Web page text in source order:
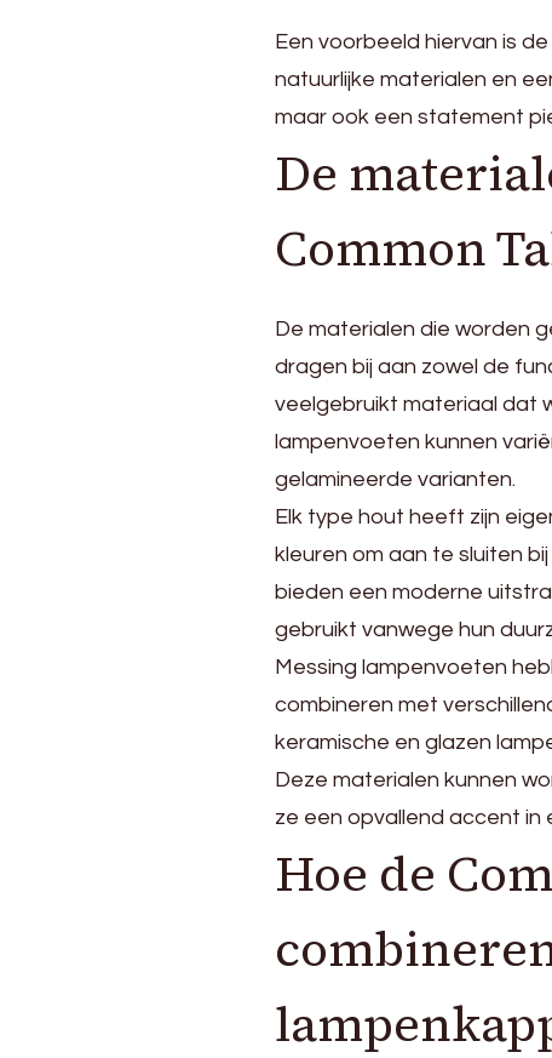
Een voorbeeld hiervan is
natuurlijke materialen en
maar ook een statement
De
Common
De materialen die worden
dragen bij aan zowel de
veelgebruikt materiaal dat
lampenvoeten kunnen
gelamineerde varianten.
Elk type hout heeft zijn
kleuren om aan te sluiten
bieden een moderne
gebruikt vanwege hun
Messing lampenvoeten
combineren met
keramische en glazen
Deze materialen kunnen
ze een opvallend accent in
Hoe de